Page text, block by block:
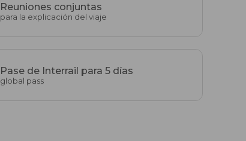
Reuniones conjuntas
para la explicación del viaje
Pase de Interrail para 5 días
global pass